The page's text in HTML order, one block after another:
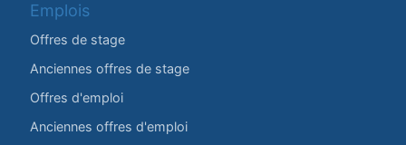
Emplois
Offres de stage
Anciennes offres de stage
Offres d'emploi
Anciennes offres d'emploi